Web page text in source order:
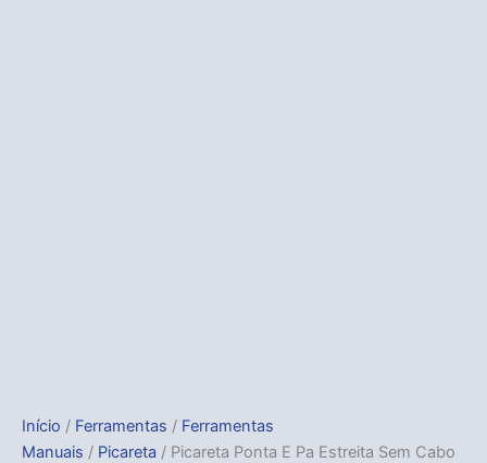
Início / Ferramentas / Ferramentas
Manuais / Picareta / Picareta Ponta E Pa Estreita Sem Cabo